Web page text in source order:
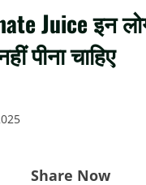
Juice इन
पीना चाहिए
Share Now